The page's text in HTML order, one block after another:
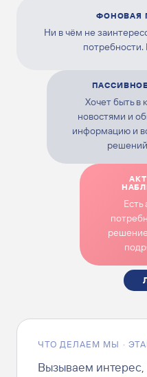
ФОНОВАЯ
Ни в чём не
потребности.
Хочет быть в
новостями и
информацию и
Есть
ЧТО ДЕЛАЕМ МЫ ·
Вызываем интерес,